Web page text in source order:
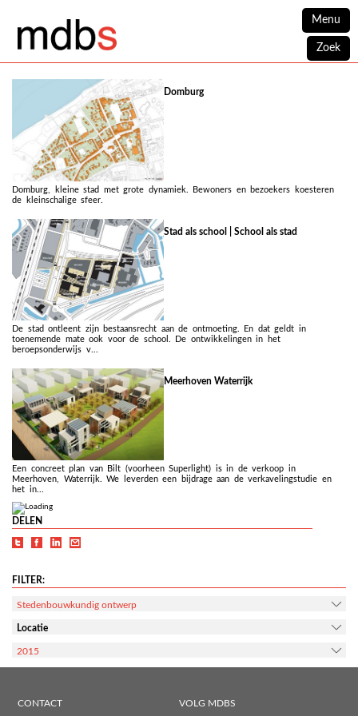
Menu
Zoek
Domburg
Domburg, kleine stad met grote dynamiek. Bewoners en bezoekers koesteren
de kleinschalige sfeer.
Stad als school | School als stad
De stad ontleent zijn bestaansrecht aan de ontmoeting. En dat geldt in
toenemende mate ook voor de school. De ontwikkelingen in het
beroepsonderwijs v...
Meerhoven Waterrijk
Een concreet plan van Bilt (voorheen Superlight) is in de verkoop in
Meerhoven, Waterrijk. We leverden een bijdrage aan de verkavelingstudie en
het in...
DELEN
FILTER:
Stedenbouwkundig ontwerp
Locatie
2015
CONTACT VOLG MDBS